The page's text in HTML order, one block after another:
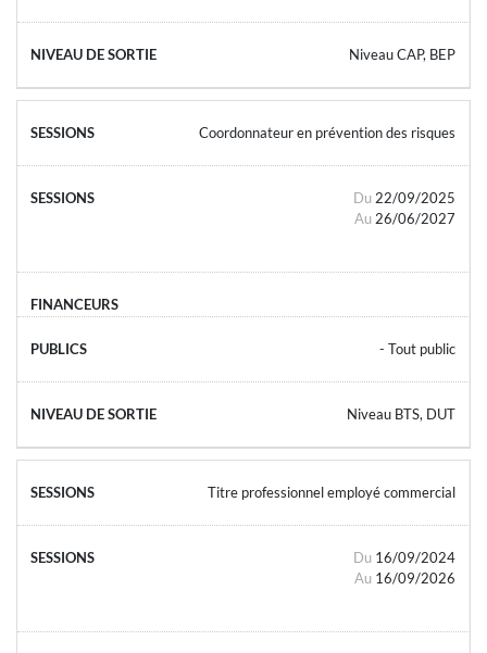
Niveau CAP, BEP
Coordonnateur en prévention des risques
Du 22/09/2025
Au 26/06/2027
- Tout public
Niveau BTS, DUT
Titre professionnel employé commercial
Du 16/09/2024
Au 16/09/2026